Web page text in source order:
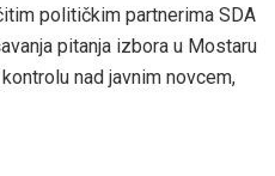
političkim partnerima SDA
pitanja izbora u Mostaru
nad javnim novcem,